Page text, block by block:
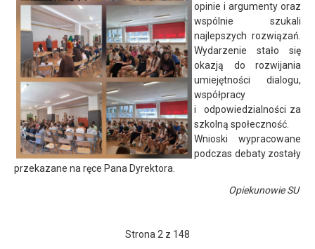
opinie i argumenty oraz
wspólnie szukali
najlepszych rozwiązań.
Wydarzenie stało się
okazją do rozwijania
umiejętności dialogu,
współpracy
i odpowiedzialności za
szkolną społeczność.
Wnioski wypracowane
podczas debaty zostały
przekazane na ręce Pana Dyrektora.
Opiekunowie SU
Strona 2 z 148